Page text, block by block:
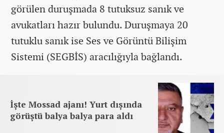
görülen duruşmada 8 tutuksuz sanık ve
avukatları hazır bulundu. Duruşmaya 20
tutuklu sanık ise Ses ve Görüntü Bilişim
Sistemi (SEGBİS) aracılığıyla bağlandı.
İşte Mossad ajanı! Yurt dışında
görüştü balya balya para aldı